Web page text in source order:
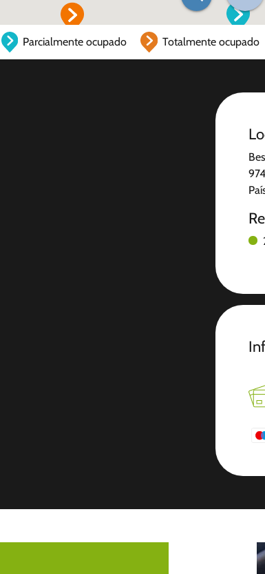
Parcialmente ocupado Totalmente ocupado